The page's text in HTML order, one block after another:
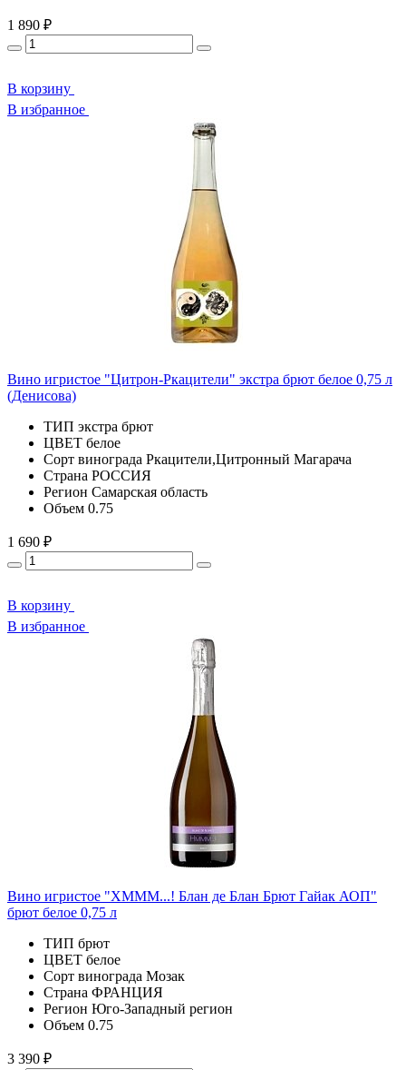
1 890 ₽
В корзину
В избранное
Вино игристое "Цитрон-Ркацители" экстра брют белое 0,75 л
(Денисова)
ТИП экстра брют
ЦВЕТ белое
Сорт винограда Ркацители,Цитронный Магарача
Страна РОССИЯ
Регион Самарская область
Объем 0.75
1 690 ₽
В корзину
В избранное
Вино игристое "ХМММ...! Блан де Блан Брют Гайак АОП"
брют белое 0,75 л
ТИП брют
ЦВЕТ белое
Сорт винограда Мозак
Страна ФРАНЦИЯ
Регион Юго-Западный регион
Объем 0.75
3 390 ₽